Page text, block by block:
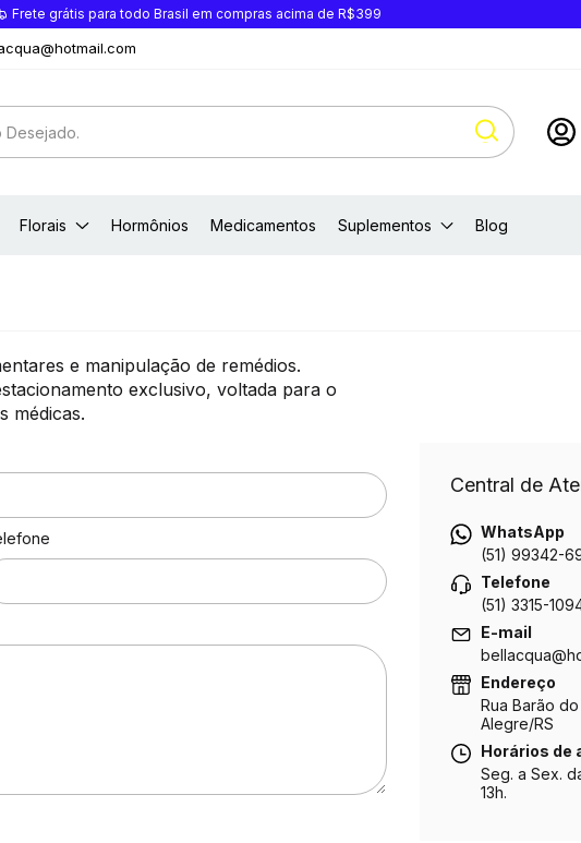
Frete grátis para todo Brasil em compras acima de R$399
Florais Hormônios Medicamentos Suplementos Blog
e manipulação de remédios.
exclusivo, voltada para o
médicas.
Central de
WhatsApp
(51) 99342-
Telefone
(51) 3315-
E-mail
Endereço
Rua Barão
Alegre/RS
Horários de
Seg. a Sex.
13h.